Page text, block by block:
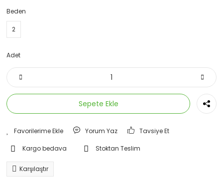
Beden
2
Adet
Sepete Ekle
Yorum Yaz Tavsiye Et
Kargo bedava Stoktan Teslim
Karşılaştır